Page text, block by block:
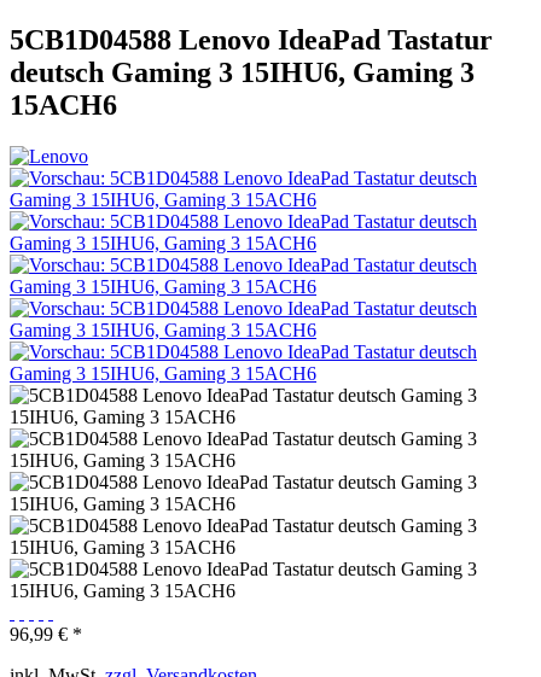
5CB1D04588 Lenovo IdeaPad Tastatur
deutsch Gaming 3 15IHU6, Gaming 3
15ACH6
96,99 € *